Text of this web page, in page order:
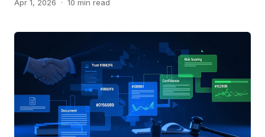
Apr 1, 2026 · 10 min read